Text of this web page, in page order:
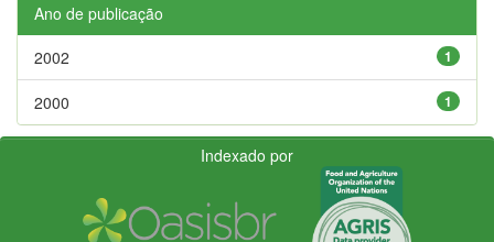
Ano de publicação
1
2002
1
2000
Indexado por